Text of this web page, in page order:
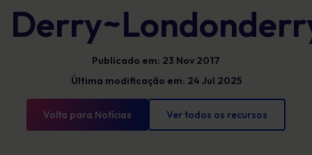
Publicado em: 23 Nov 2017
Última modificação em: 24 Jul 2025
Volta para Notícias Ver todos os recursos